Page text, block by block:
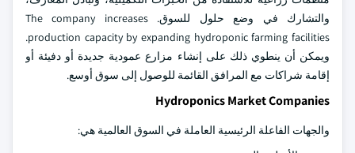
والتشارك في وضع حلول للسوق. The company increases
production capacity by expanding hydroponic farming facilities.
ويمكن أن ينطوي ذلك على إنشاء مزارع عمودية جديدة أو دفيئة أو
إقامة شراكات مع المرافق القائمة للوصول إلى سوق أوسع.
Hydroponics Market Companies
والجهات الفاعلة الرئيسية العاملة في السوق العالمية هي: